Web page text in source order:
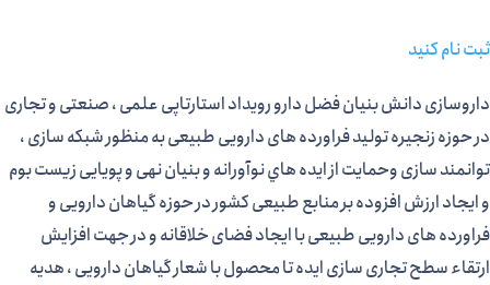
ثبت نام كنيد
داروسازی دانش بنیان فضل دارو رویداد استارتاپی علمی ، صنعتی و تجاری
در حوزه زنجیره تولید فراورده های دارویی طبیعی به منظور شبکه سازی ،
توانمند سازی وحمایت از ایده هاي نوآورانه و بنیان نهی و پویایی زیست بوم
و ایجاد ارزش افزوده بر منابع طبیعی کشور در حوزه گیاهان دارویی و
فراورده های دارویی طبیعی با ایجاد فضای خلاقانه و در جهت افزایش
ارتقاء سطح تجاری سازی ایده تا محصول با شعار گیاهان دارویی ، هدیه